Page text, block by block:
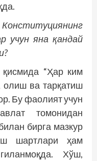
учун яна қандай
“Ҳар ким
олиш ва тарқатиш
Бу фаолият учун
томонидан
бирга мазкур
шартлари ҳам
Хўш,